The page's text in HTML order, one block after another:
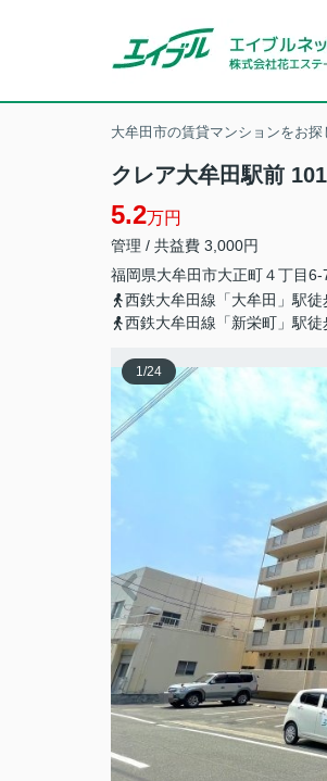
大牟田市の賃貸マンションをお
クレア大牟田駅前 101
5.2万円
管理 / 共益費 3,000円
福岡県大牟田市大正町４丁目6-
西鉄大牟田線「大牟田」駅徒
西鉄大牟田線「新栄町」駅徒
1/24